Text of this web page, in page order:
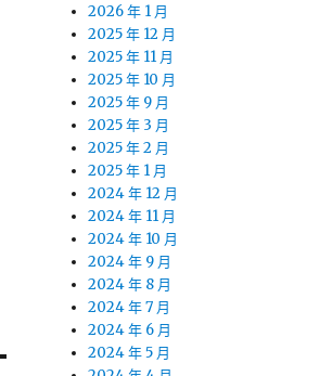
2026 年 1 月
2025 年 12 月
2025 年 11 月
2025 年 10 月
2025 年 9 月
2025 年 3 月
2025 年 2 月
2025 年 1 月
2024 年 12 月
2024 年 11 月
2024 年 10 月
2024 年 9 月
2024 年 8 月
2024 年 7 月
2024 年 6 月
2024 年 5 月